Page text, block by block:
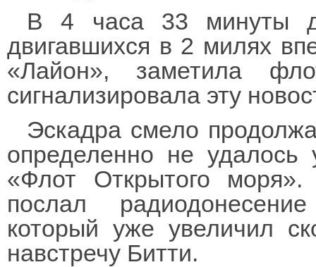
В 4 часа 33 минуты
двигавшихся в 2 милях
«Лайон», заметила
сигнализировала эту
Эскадра смело
определенно не удалось
«Флот Открытого
послал
который уже увеличил
навстречу Битти.